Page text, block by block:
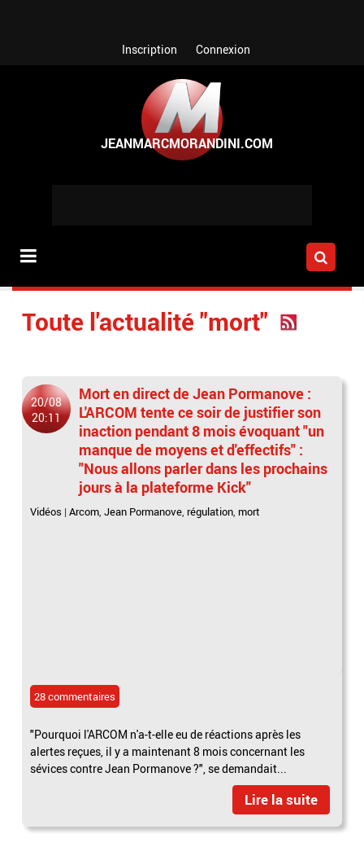
Inscription Connexion
Toute l'actualité "mort"
20/08
20:11
Mort en direct de Jean Pormanove :
L'ARCOM tente ce soir de justifier son
inaction pendant 8 mois évoquant "un
manque de moyens et d'effectifs" :
"Nous allons parler dans les prochains
jours à la plateforme Kick"
Vidéos |Arcom,Jean Pormanove, régulation, mort
28 commentaires
"Pourquoi l'ARCOM n'a-t-elle eu de réactions après les
alertes reçues, il y a maintenant 8 mois concernant les
sévices contre Jean Pormanove ?", se demandait...
Lire la suite